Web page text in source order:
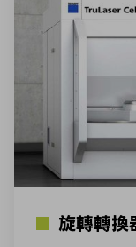
旋轉轉換